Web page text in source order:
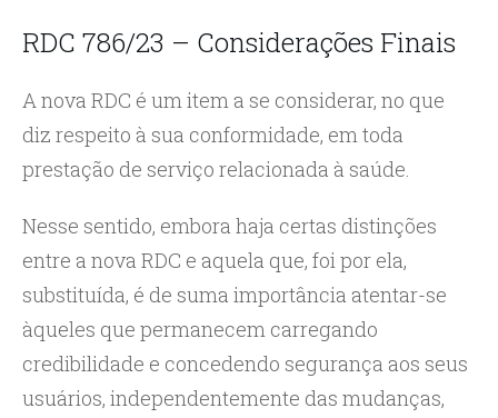
RDC 786/23 – Considerações Finais
A nova RDC é um item a se considerar, no que
diz respeito à sua conformidade, em toda
prestação de serviço relacionada à saúde.
Nesse sentido, embora haja certas distinções
entre a nova RDC e aquela que, foi por ela,
substituída, é de suma importância atentar-se
àqueles que permanecem carregando
credibilidade e concedendo segurança aos seus
usuários, independentemente das mudanças,